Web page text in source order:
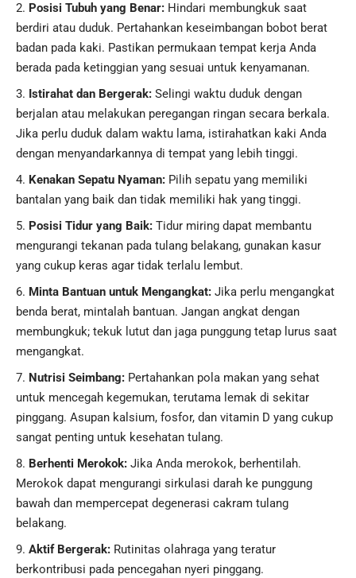
Posisi Tubuh yang Benar: Hindari membungkuk saat
berdiri atau duduk. Pertahankan keseimbangan bobot berat
badan pada kaki. Pastikan permukaan tempat kerja Anda
berada pada ketinggian yang sesuai untuk kenyamanan.
Istirahat dan Bergerak: Selingi waktu duduk dengan
berjalan atau melakukan peregangan ringan secara berkala.
Jika perlu duduk dalam waktu lama, istirahatkan kaki Anda
dengan menyandarkannya di tempat yang lebih tinggi.
Kenakan Sepatu Nyaman: Pilih sepatu yang memiliki
bantalan yang baik dan tidak memiliki hak yang tinggi.
Posisi Tidur yang Baik: Tidur miring dapat membantu
mengurangi tekanan pada tulang belakang, gunakan kasur
yang cukup keras agar tidak terlalu lembut.
Minta Bantuan untuk Mengangkat: Jika perlu mengangkat
benda berat, mintalah bantuan. Jangan angkat dengan
membungkuk; tekuk lutut dan jaga punggung tetap lurus saat
mengangkat.
Nutrisi Seimbang: Pertahankan pola makan yang sehat
untuk mencegah kegemukan, terutama lemak di sekitar
pinggang. Asupan kalsium, fosfor, dan vitamin D yang cukup
sangat penting untuk kesehatan tulang.
Berhenti Merokok: Jika Anda merokok, berhentilah.
Merokok dapat mengurangi sirkulasi darah ke punggung
bawah dan mempercepat degenerasi cakram tulang
belakang.
Aktif Bergerak: Rutinitas olahraga yang teratur
berkontribusi pada pencegahan nyeri pinggang.